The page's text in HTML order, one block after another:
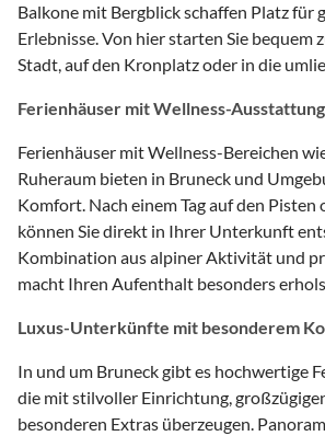
Balkone mit Bergblick schaffen Platz für
Erlebnisse. Von hier starten Sie bequem
Stadt, auf den Kronplatz oder in die
Ferienhäuser mit Wellness-Ausstattung
Ferienhäuser mit Wellness-Bereichen
Ruheraum bieten in Bruneck und
Komfort. Nach einem Tag auf den Pisten
können Sie direkt in Ihrer Unterkunft
Kombination aus alpiner Aktivität und
macht Ihren Aufenthalt besonders
Luxus-Unterkünfte mit besonderem
In und um Bruneck gibt es hochwertige
die mit stilvoller Einrichtung,
besonderen Extras überzeugen.